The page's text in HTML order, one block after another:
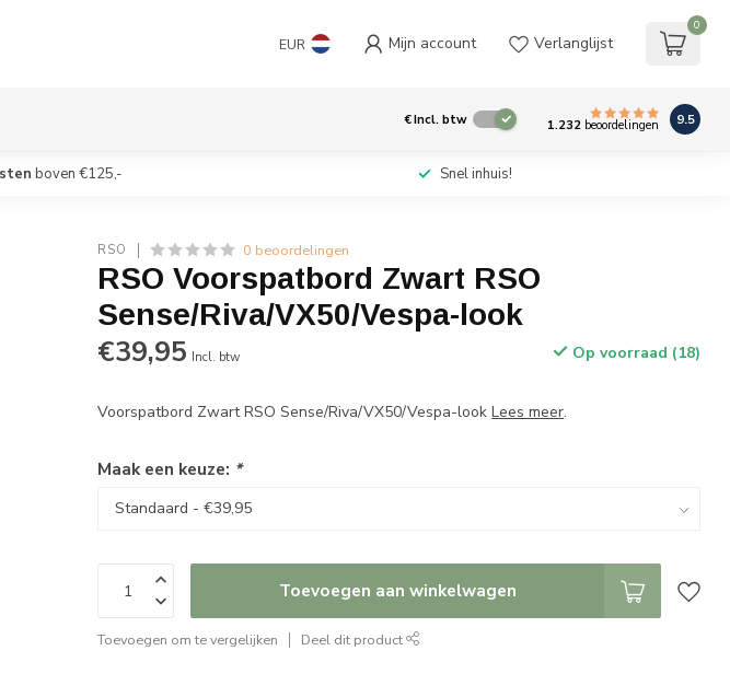
EUR Mijn account Verlanglijst
0
€Incl. btw 1.232 beoordelingen 9.5
boven €125,- Snel inhuis!
RSO 0 beoordelingen
RSO Voorspatbord Zwart RSO
Sense/Riva/VX50/Vespa-look
€39,95 Incl. btw Op voorraad (18)
Voorspatbord Zwart RSO Sense/Riva/VX50/Vespa-lookLees meer.
Maak een keuze: *
Toevoegen aan winkelwagen
Toevoegen om te vergelijken Deel dit product